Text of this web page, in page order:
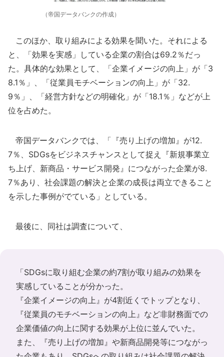
（帝国データバンクの作成）
このほか、取り組みによる効果を聞いた。それによる
と、「効果を実感」している企業の割合は69.2％だっ
た。具体的な効果として、「企業イメージの向上」が「3
8.1％」、「従業員モチベーションの向上」が「32.
9％」、「経営方針などの明確化」が「18.1％」などが上
位を占めた。
帝国データバンクでは、「『売り上げの増加』が12.
7％、SDGsをビジネスチャンスとして捉え『新規事業立
ち上げ、新商品・サービス開発』につながった企業が8.
7％あり、社会課題の解決と企業の成長は両立できること
を示した事例がでている」としている。
最後に、同社は調査について、
「SDGsに取り組む企業の約7割が取り組みの効果を
実感していることが分かった。
『企業イメージの向上』が4割近くでトップとなり、
『従業員のモチベーションの向上』など非財務面での
企業価値の向上に関する効果が上位に並んでいた。
また、『売り上げの増加』や新商品開発等につながっ